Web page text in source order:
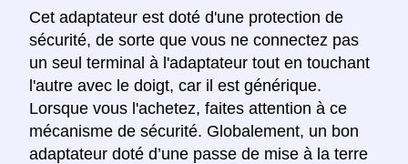
Cet adaptateur est doté d'une protection de
sécurité, de sorte que vous ne connectez pas
un seul terminal à l'adaptateur tout en touchant
l'autre avec le doigt, car il est générique.
Lorsque vous l'achetez, faites attention à ce
mécanisme de sécurité. Globalement, un bon
adaptateur doté d’une passe de mise à la terre